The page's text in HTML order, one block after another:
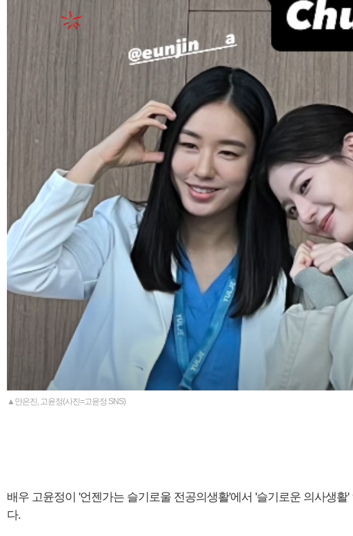
▲안은진, 고윤정(사진=고윤정 SNS)
배우 고윤정이 '언젠가는 슬기로울 전공의생활'에서 '슬기로운 의사생
다.